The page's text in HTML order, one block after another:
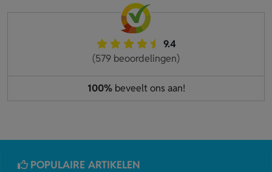
9.4
(579 beoordelingen)
100%beveelt ons aan!
POPULAIRE ARTIKELEN